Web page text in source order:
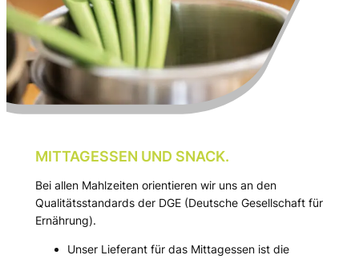
MITTAGESSEN UND SNACK.
Bei allen Mahlzeiten orientieren wir uns an den
Qualitätsstandards der DGE (Deutsche Gesellschaft für
Ernährung).
Unser Lieferant für das Mittagessen ist die